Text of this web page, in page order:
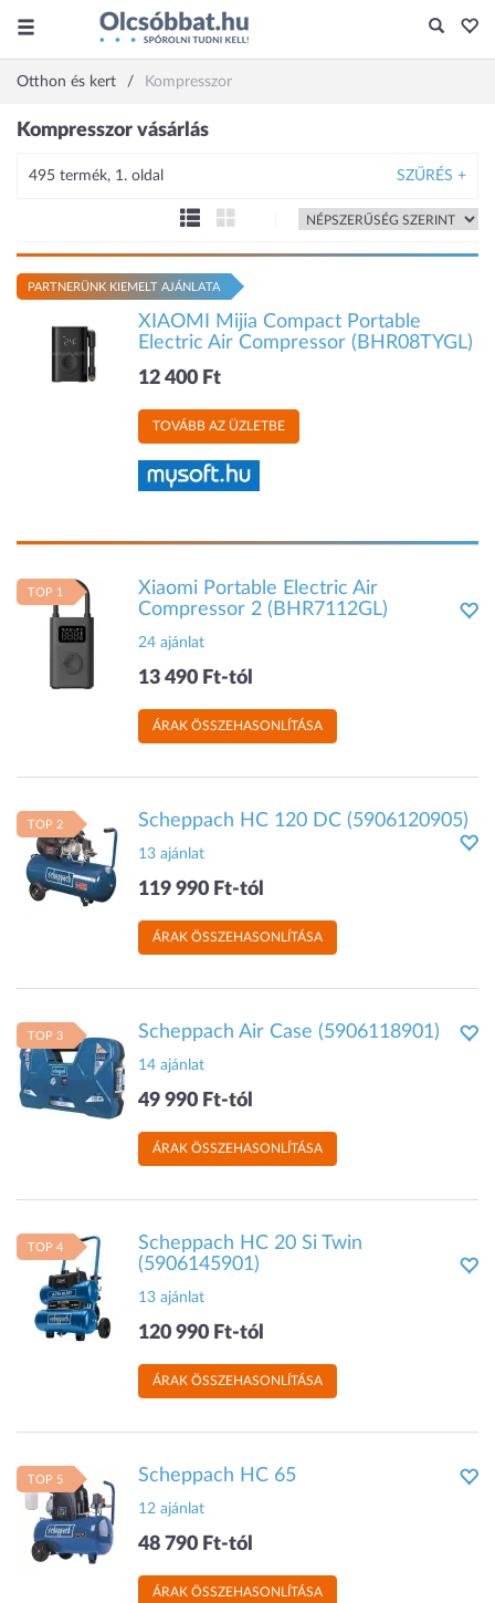
Otthon és kert Kompresszor
Kompresszor vásárlás
495 termék, 1. oldal SZŰRÉS +
PARTNERÜNK KIEMELT AJÁNLATA
XIAOMI Mijia Compact Portable
Electric Air Compressor (BHR08TYGL)
12 400 Ft
TOVÁBB AZ ÜZLETBE
TOP 1
Xiaomi Portable Electric Air
Compressor 2 (BHR7112GL)
24 ajánlat
13 490 Ft-tól
ÁRAK ÖSSZEHASONLÍTÁSA
TOP 2 Scheppach HC 120 DC (5906120905)
13 ajánlat
119 990 Ft-tól
ÁRAK ÖSSZEHASONLÍTÁSA
TOP 3 Scheppach Air Case (5906118901)
14 ajánlat
49 990 Ft-tól
ÁRAK ÖSSZEHASONLÍTÁSA
TOP 4
Scheppach HC 20 Si Twin
(5906145901)
13 ajánlat
120 990 Ft-tól
ÁRAK ÖSSZEHASONLÍTÁSA
TOP 5 Scheppach HC 65
12 ajánlat
48 790 Ft-tól
ÁRAK ÖSSZEHASONLÍTÁSA